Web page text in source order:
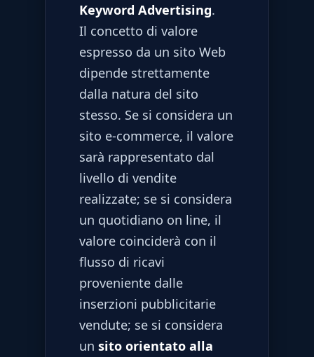
Keyword Advertising.
Il concetto di valore
espresso da un sito Web
dipende strettamente
dalla natura del sito
stesso. Se si considera un
sito e-commerce, il valore
sarà rappresentato dal
livello di vendite
realizzate; se si considera
un quotidiano on line, il
valore coinciderà con il
flusso di ricavi
proveniente dalle
inserzioni pubblicitarie
vendute; se si considera
un sito orientato alla